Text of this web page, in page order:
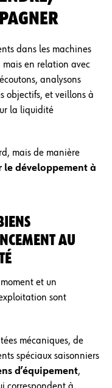
dans les machines
en relation avec
analysons
objectifs, et veillons à
la liquidité
mais de manière
le développement à
AU
et un
sont
mécaniques, de
spéciaux saisonniers
d’équipement,